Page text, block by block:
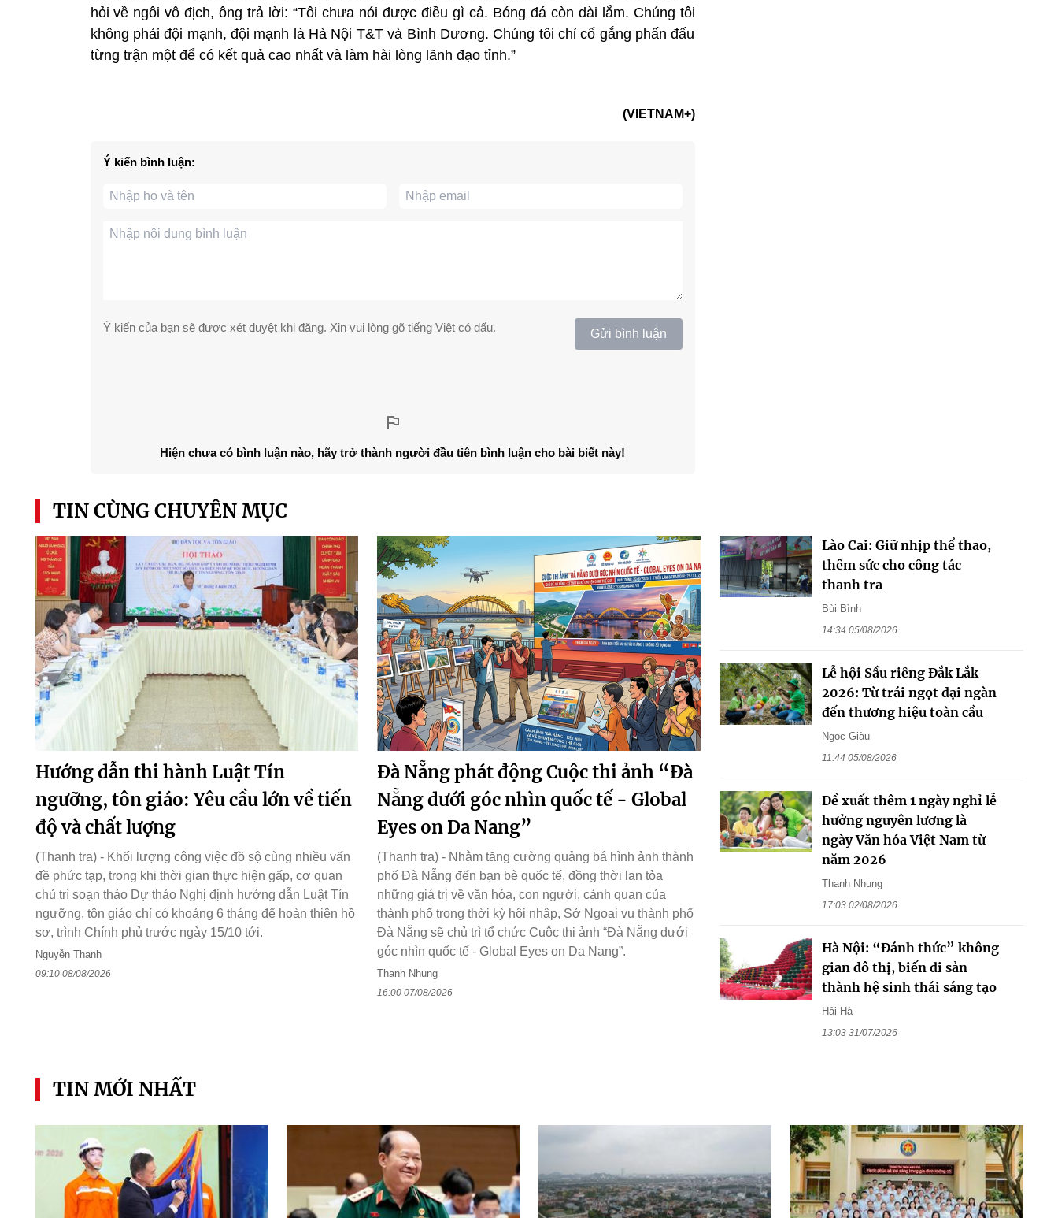
hỏi về ngôi vô địch, ông trả lời: “Tôi chưa nói được điều gì cả. Bóng đá còn dài lắm. Chúng tôi
không phải đội mạnh, đội mạnh là Hà Nội T&T và Bình Dương. Chúng tôi chỉ cố gắng phấn đấu
từng trận một để có kết quả cao nhất và làm hài lòng lãnh đạo tỉnh.”
(VIETNAM+)
Ý kiến bình luận:
Ý kiến của bạn sẽ được xét duyệt khi đăng. Xin vui lòng gõ tiếng Việt có dấu. Gửi bình luận
Hiện chưa có bình luận nào, hãy trở thành người đầu tiên bình luận cho bài biết này!
TIN CÙNG CHUYÊN MỤC
Hướng dẫn thi hành Luật Tín
ngưỡng, tôn giáo: Yêu cầu lớn về tiến
độ và chất lượng
(Thanh tra) - Khối lượng công việc đồ sộ cùng nhiều vấn
đề phức tạp, trong khi thời gian thực hiện gấp, cơ quan
chủ trì soạn thảo Dự thảo Nghị định hướng dẫn Luật Tín
ngưỡng, tôn giáo chỉ có khoảng 6 tháng để hoàn thiện hồ
sơ, trình Chính phủ trước ngày 15/10 tới.
Nguyễn Thanh
09:10 08/08/2026
Đà Nẵng phát động Cuộc thi ảnh “Đà
Nẵng dưới góc nhìn quốc tế - Global
Eyes on Da Nang”
(Thanh tra) - Nhằm tăng cường quảng bá hình ảnh thành
phố Đà Nẵng đến bạn bè quốc tế, đồng thời lan tỏa
những giá trị về văn hóa, con người, cảnh quan của
thành phố trong thời kỳ hội nhập, Sở Ngoại vụ thành phố
Đà Nẵng sẽ chủ trì tổ chức Cuộc thi ảnh “Đà Nẵng dưới
góc nhìn quốc tế - Global Eyes on Da Nang”.
Thanh Nhung
16:00 07/08/2026
Lào Cai: Giữ nhịp thể thao,
thêm sức cho công tác
thanh tra
Bùi Bình
14:34 05/08/2026
Lễ hội Sầu riêng Đắk Lắk
2026: Từ trái ngọt đại ngàn
đến thương hiệu toàn cầu
Ngọc Giàu
11:44 05/08/2026
Đề xuất thêm 1 ngày nghỉ lễ
hưởng nguyên lương là
ngày Văn hóa Việt Nam từ
năm 2026
Thanh Nhung
17:03 02/08/2026
Hà Nội: “Đánh thức” không
gian đô thị, biến di sản
thành hệ sinh thái sáng tạo
Hải Hà
13:03 31/07/2026
TIN MỚI NHẤT